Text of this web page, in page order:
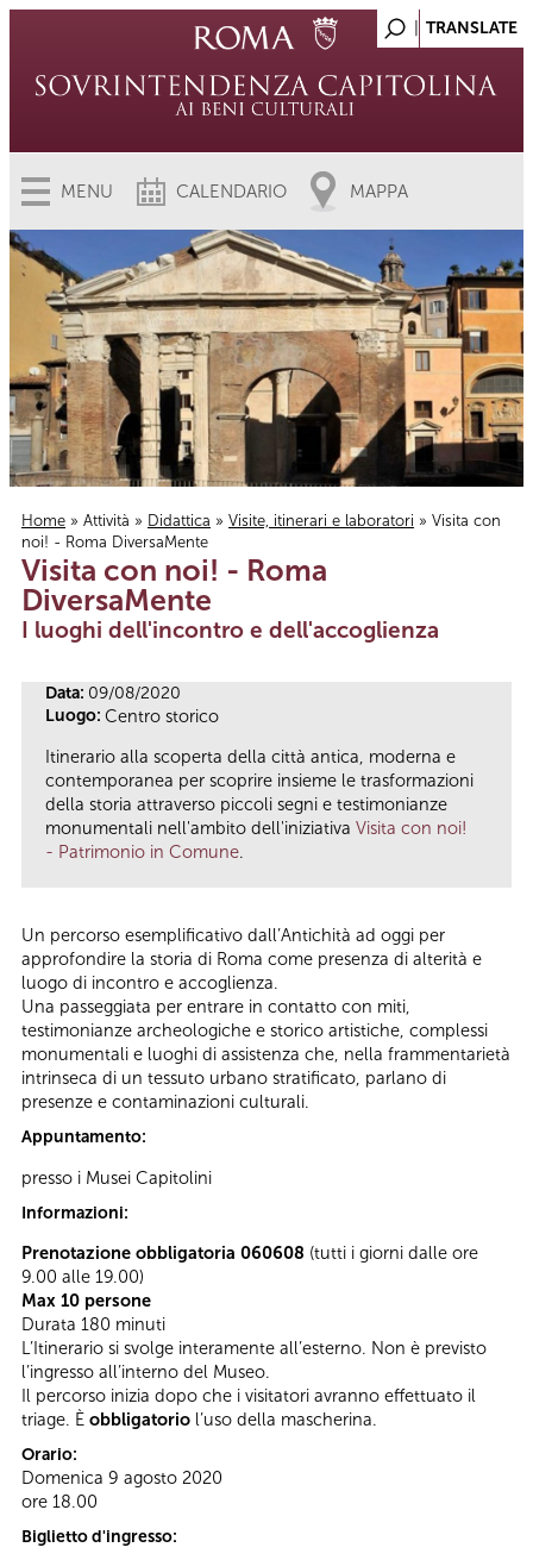
MENU CALENDARIO MAPPA
Tu sei qui
Home » Attività » Didattica » Visite, itinerari e laboratori » Visita con
noi! - Roma DiversaMente
Visita con noi! - Roma
DiversaMente
I luoghi dell'incontro e dell'accoglienza
Data: 09/08/2020
Luogo: Centro storico
Itinerario alla scoperta della città antica, moderna e
contemporanea per scoprire insieme le trasformazioni
della storia attraverso piccoli segni e testimonianze
monumentali nell'ambito dell'iniziativa Visita con noi!
- Patrimonio in Comune.
Un percorso esemplificativo dall’Antichità ad oggi per
approfondire la storia di Roma come presenza di alterità e
luogo di incontro e accoglienza.
Una passeggiata per entrare in contatto con miti,
testimonianze archeologiche e storico artistiche, complessi
monumentali e luoghi di assistenza che, nella frammentarietà
intrinseca di un tessuto urbano stratificato, parlano di
presenze e contaminazioni culturali.
Appuntamento:
presso i Musei Capitolini
Informazioni:
Prenotazione obbligatoria 060608 (tutti i giorni dalle ore
9.00 alle 19.00)
Max 10 persone
Durata 180 minuti
L’Itinerario si svolge interamente all’esterno. Non è previsto
l’ingresso all’interno del Museo.
Il percorso inizia dopo che i visitatori avranno effettuato il
triage. È obbligatorio l’uso della mascherina.
Orario:
Domenica 9 agosto 2020
ore 18.00
Biglietto d'ingresso: